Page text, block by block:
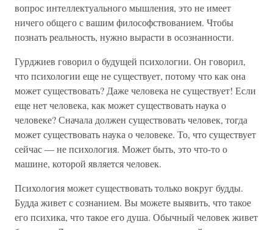
вопрос интеллектуального мышления, это не имеет
ничего общего с вашим философствованием. Чтобы
познать реальность, нужно вырасти в осознанности.
Гурджиев говорил о будущей психологии. Он говорил,
что психологии еще не существует, потому что как она
может существовать? Даже человека не существует! Если
еще нет человека, как может существовать наука о
человеке? Сначала должен существовать человек, тогда
может существовать наука о человеке. То, что существует
сейчас — не психология. Может быть, это что-то о
машине, которой является человек.
Психология может существовать только вокруг будды.
Будда живет с сознанием. Вы можете выявить, что такое
его психика, что такое его душа. Обычный человек живет